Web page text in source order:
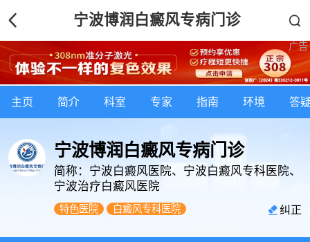
宁波博润白癜风专病门诊
主页 简介 科室 专家 指南 环境 答
宁波博润白癜风专病门诊
简称：宁波白癜风医院、宁波白癜风专科医院、
宁波治疗白癜风医院
特色医院 白癜风专科医院 纠正